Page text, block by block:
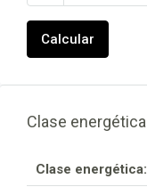
Calcular
Clase energética
Clase energética: